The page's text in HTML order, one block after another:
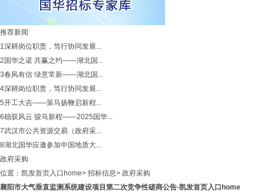
推荐新闻
1深耕岗位职责，笃行协同发展...
2 国华之诺 共赢之约——湖北国...
3春风有信 绿意常新——湖北国...
4深耕岗位职责，笃行协同发展...
5开工大吉——策马扬鞭启新程...
6稳驭风云 骏马新程——2025国华...
7武汉市公共资源交易（政府采...
8湖北国华应邀参加中国地质大...
政府采购
位置： 凯发首页入口home> 招标信息> 政府采购
襄阳市大气垂直监测系统建设项目第二次竞争性磋商公告-凯发首页入口home